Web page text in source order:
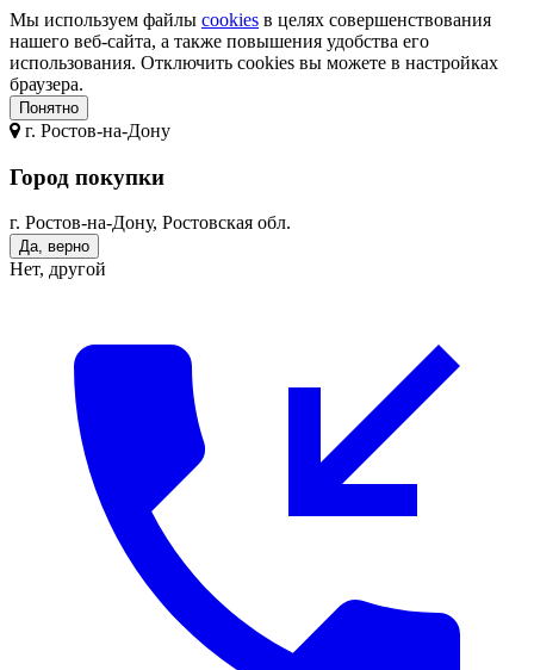
Мы используем файлы cookies в целях совершенствования
нашего веб-сайта, а также повышения удобства его
использования. Отключить cookies вы можете в настройках
браузера.
Понятно
г. Ростов-на-Дону
Город покупки
г. Ростов-на-Дону, Ростовская обл.
Да, верно
Нет, другой